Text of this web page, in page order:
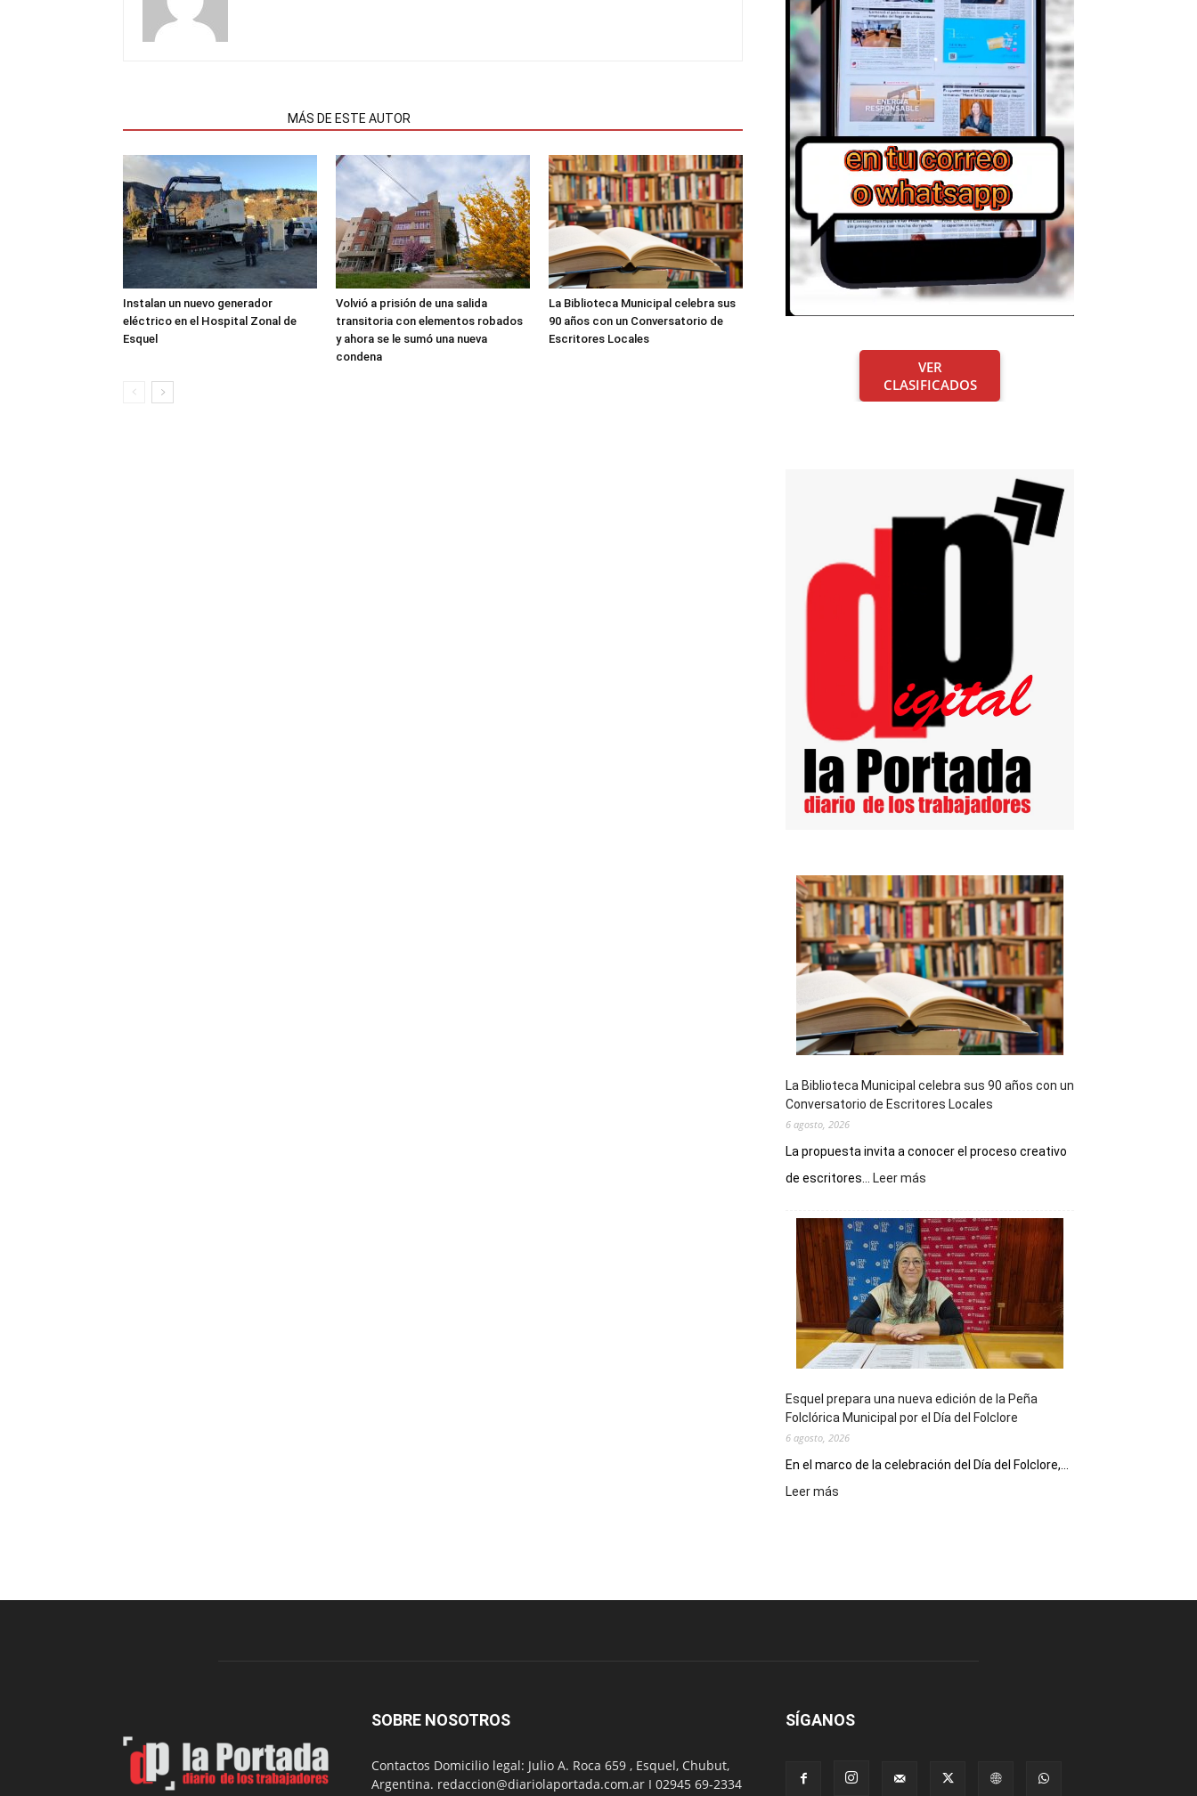
MÁS DE ESTE AUTOR
Instalan un nuevo generador
eléctrico en el Hospital Zonal de
Esquel
Volvió a prisión de una salida
transitoria con elementos robados
y ahora se le sumó una nueva
condena
La Biblioteca Municipal celebra sus
90 años con un Conversatorio de
Escritores Locales
VER
CLASIFICADOS
La Biblioteca Municipal celebra sus 90 años con un
Conversatorio de Escritores Locales
6 agosto, 2026
La propuesta invita a conocer el proceso creativo
de escritores...
Leer más
Municipal
celebra
sus
90
años
con
un
Conversatorio
Escritores
Locales
Esquel prepara una nueva edición de la Peña
Folclórica Municipal por el Día del Folclore
6 agosto, 2026
En el marco de la celebración del Día del Folclore,...
Leer más
de
el
Folclore
SOBRE NOSOTROS
Contactos Domicilio legal: Julio A. Roca 659 , Esquel, Chubut,
Argentina. redaccion@diariolaportada.com.ar I 02945 69-2334
SÍGANOS